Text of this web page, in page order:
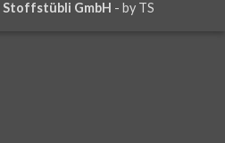
Stoffstübli GmbH - by TS